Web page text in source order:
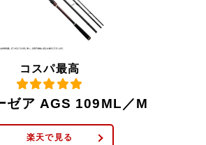
コスパ最高
ゼア AGS 109ML／M
楽天で見る